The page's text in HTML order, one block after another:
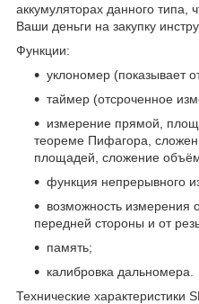
аккумуляторах данного типа,
Ваши деньги на закупку
Функции:
уклономер (показывает
таймер (отсроченное
измерение прямой,
теореме Пифагора,
площадей, сложение
функция непрерывного
возможность измерения
передней стороны и от
память;
калибровка дальномера.
Технические характеристики